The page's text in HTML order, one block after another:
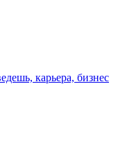
карьера, бизнес